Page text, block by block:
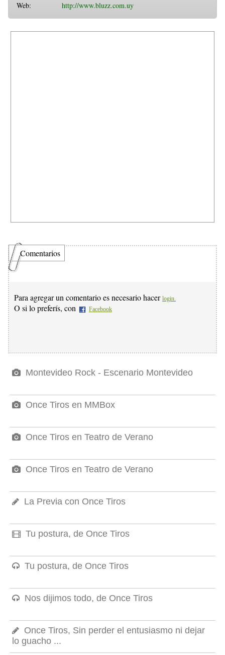
Web:
http://www.bluzz.com.uy
Comentarios
Para agregar un comentario es necesario hacer login.
O si lo preferís, con Facebook
Montevideo Rock - Escenario Montevideo
Once Tiros en MMBox
Once Tiros en Teatro de Verano
Once Tiros en Teatro de Verano
La Previa con Once Tiros
Tu postura, de Once Tiros
Tu postura, de Once Tiros
Nos dijimos todo, de Once Tiros
Once Tiros, Sin perder el entusiasmo ni dejar
lo guacho ...